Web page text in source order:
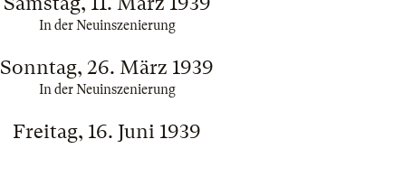
In der Neuinszenierung
Sonntag, 26. März 1939
In der Neuinszenierung
Freitag, 16. Juni 1939